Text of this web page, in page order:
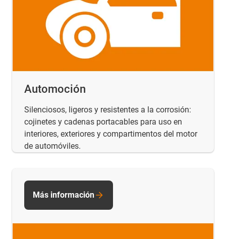
Automoción
Silenciosos, ligeros y resistentes a la corrosión:
cojinetes y cadenas portacables para uso en
interiores, exteriores y compartimentos del motor
de automóviles.
Más información